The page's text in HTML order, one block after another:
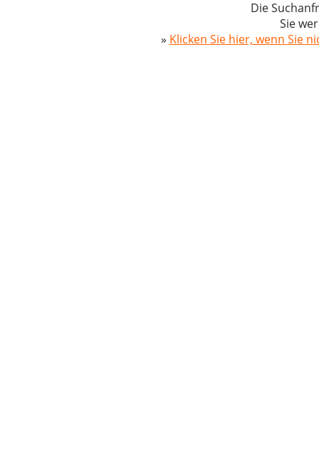
Die
Sie
» Klicken Sie hier, wenn Sie